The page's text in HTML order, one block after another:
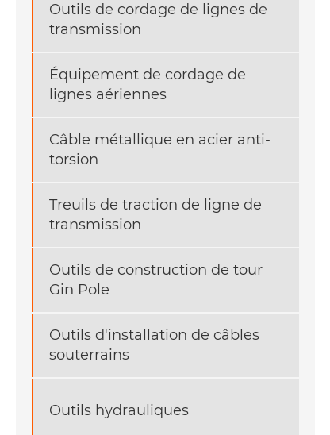
Outils de cordage de lignes de
transmission
Équipement de cordage de
lignes aériennes
Câble métallique en acier anti-
torsion
Treuils de traction de ligne de
transmission
Outils de construction de tour
Gin Pole
Outils d'installation de câbles
souterrains
Outils hydrauliques